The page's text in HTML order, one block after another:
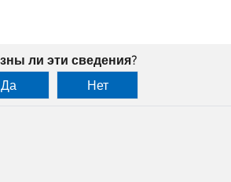
ли эти сведения?
Да
Нет